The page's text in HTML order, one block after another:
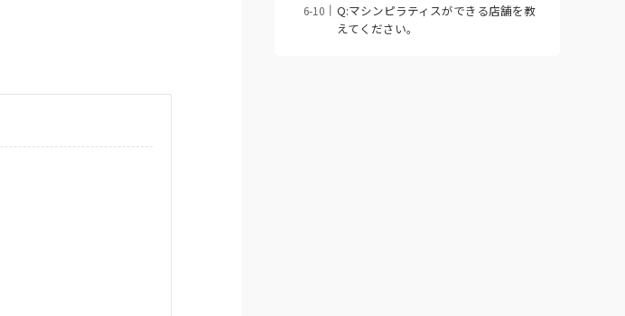
Q:マシンピラティスができる店舗を教
えてください。